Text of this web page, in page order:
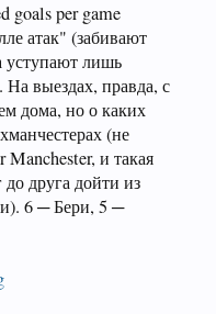
goals per game
атак" (забивают
уступают лишь
выездах, правда, с
дома, но о каких
(не
и такая
друга дойти из
6 ─ Бери, 5 ─